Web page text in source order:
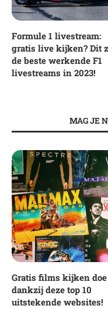
Formule 1 livestream:
gratis live kijken? Dit
de beste werkende F1
livestreams in 2023!
MAG JE
Gratis films kijken doe
dankzij deze top 10
uitstekende websites!